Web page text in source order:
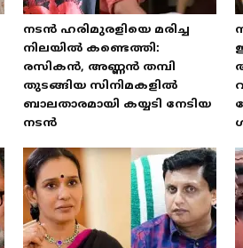
നടൻ ഹരിമുരളിയെ മരിച്ച
നിലയിൽ കണ്ടെത്തി:
രസികൻ, അണ്ണൻ തമ്പി
തുടങ്ങിയ സിനിമകളിൽ
ബാലതാരമായി കയ്യടി നേടിയ
നടൻ